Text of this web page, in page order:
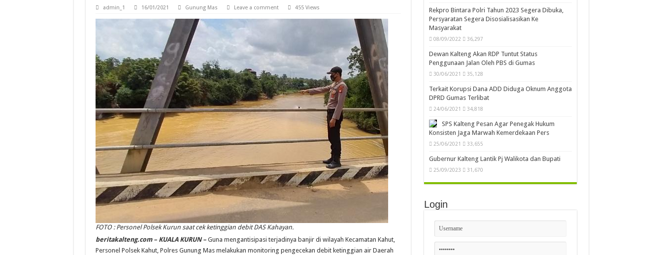
admin_1 16/01/2021 Gunung Mas Leave a comment 455 Views
FOTO : Personel Polsek Kurun saat cek ketinggian debit DAS Kahayan.
beritakalteng.com– KUALA KURUN –Guna mengantisipasi terjadinya banjir di wilayah Kecamatan Kahut,
Personel Polsek Kahut, Polres Gunung Mas melakukan monitoring pengecekan debit ketinggian air Daerah
Rekpro Bintara Polri Tahun 2023 Segera Dibuka,
Persyaratan Segera Disosialisasikan Ke
Masyarakat
08/09/2022 36,297
Dewan Kalteng Akan RDP Tuntut Status
Penggunaan Jalan Oleh PBS di Gumas
30/06/2021 35,128
Terkait Korupsi Dana ADD Diduga Oknum Anggota
DPRD Gumas Terlibat
24/06/2021 34,818
SPS Kalteng Pesan Agar Penegak Hukum
Konsisten Jaga Marwah Kemerdekaan Pers
25/06/2021 33,655
Gubernur Kalteng Lantik Pj Walikota dan Bupati
25/09/2023 31,670
Login